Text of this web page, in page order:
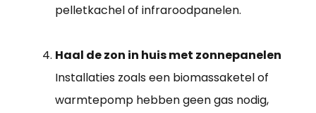
pelletkachel of infraroodpanelen.
Haal de zon in huis met zonnepanelen
Installaties zoals een biomassaketel of
warmtepomp hebben geen gas nodig,